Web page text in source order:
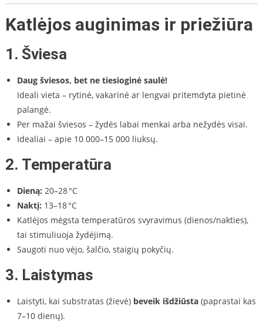
Katlėjos auginimas ir priežiūra
1. Šviesa
Daug šviesos, bet ne tiesioginė saulė!
Ideali vieta – rytinė, vakarinė ar lengvai pritemdyta pietinė
palangė.
Per mažai šviesos – žydės labai menkai arba nežydės visai.
Idealiai – apie 10 000–15 000 liuksų.
2. Temperatūra
Dieną: 20–28 °C
Naktį: 13–18 °C
Katlėjos mėgsta temperatūros svyravimus (dienos/nakties),
tai stimuliuoja žydėjimą.
Saugoti nuo vėjo, šalčio, staigių pokyčių.
3. Laistymas
Laistyti, kai substratas (žievė) beveik išdžiūsta(paprastai kas
7–10 dienų).